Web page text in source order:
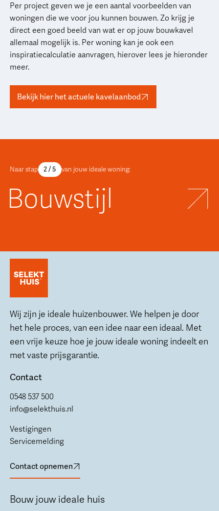
Per project geven we je een aantal voorbeelden van
woningen die we voor jou kunnen bouwen. Zo krijg je
direct een goed beeld van wat er op jouw bouwkavel
allemaal mogelijk is. Per woning kan je ook een
inspiratiecalculatie aanvragen, hierover lees je hieronder
meer.
Bekijk hier het actuele kavelaanbod
Naar stap 2/ 5 van jouw ideale woning:
Bouwstijl
Wij zijn je ideale huizenbouwer. We helpen je door
het hele proces, van een idee naar een ideaal. Met
een vrije keuze hoe je jouw ideale woning indeelt en
met vaste prijsgarantie.
Contact
0548 537 500
info@selekthuis.nl
Vestigingen
Servicemelding
Contact opnemen
Bouw jouw ideale huis